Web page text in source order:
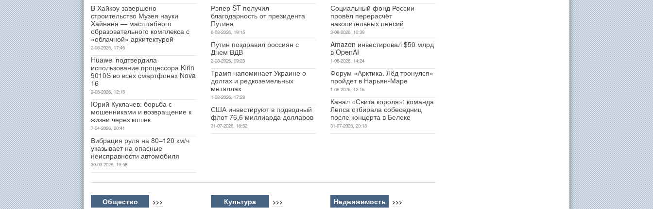
В Хайкоу завершено
строительство Музея науки
Хайнаня — масштабного
образовательного комплекса с
«облачной» архитектурой
2-06-2026, 17:46
Huawei подтвердила
использование процессора Kirin
9010S во всех смартфонах Nova
16
2-06-2026, 12:18
Юрий Куклачев: борьба с
мошенниками и возвращение к
жизни через кошек
7-04-2026, 20:41
Вибрация руля на 80–120 км/ч
указывает на опасные
неисправности автомобиля
30-03-2026, 19:58
Рэпер ST получил
благодарность от президента
Путина
6-08-2026, 19:15
Путин поздравил россиян с
Днем ВДВ
2-08-2026, 09:23
Трамп напоминает Украине о
долгах и редкоземельных
металлах
1-08-2026, 17:28
США инвестируют в подводный
флот 76,6 миллиарда долларов
31-07-2026, 16:52
Социальный фонд России
провёл перерасчёт
накопительных пенсий
3-08-2026, 10:39
Amazon инвестировал $50 млрд
в OpenAI
1-08-2026, 14:24
Форум «Арктика. Лёд тронулся»
пройдет в Нарьян-Маре
1-08-2026, 12:16
Канал «Свита короля»: команда
Лепса отбирала собеседниц
после концерта в Белеке
31-07-2026, 20:18
Общество >>> Культура >>> Недвижимость >>>